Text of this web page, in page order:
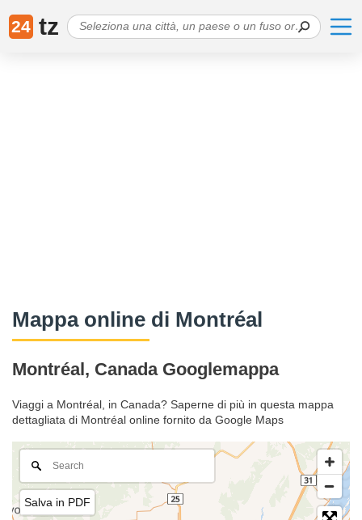
24 tz
Mappa online di Montréal
Montréal, Canada Googlemappa
Viaggi a Montréal, in Canada? Saperne di più in questa mappa
dettagliata di Montréal online fornito da Google Maps
Salva in PDF